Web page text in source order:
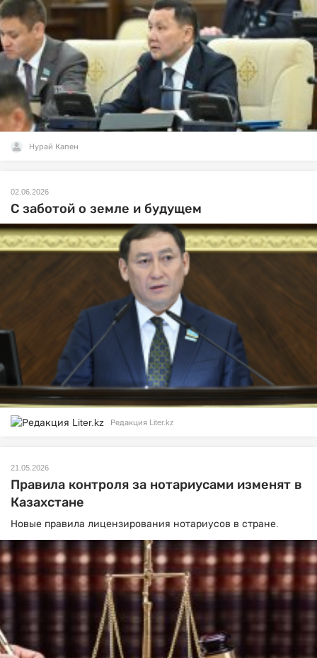
Нурай Капен
02.06.2026
С заботой о земле и будущем
Редакция Liter.kz
21.05.2026
Правила контроля за нотариусами изменят в
Казахстане
Новые правила лицензирования нотариусов в стране.